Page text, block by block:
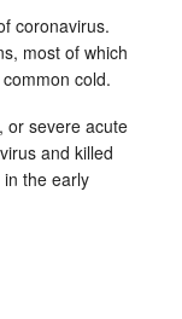
coronavirus.
most of which
cold.
or severe acute
and killed
the early